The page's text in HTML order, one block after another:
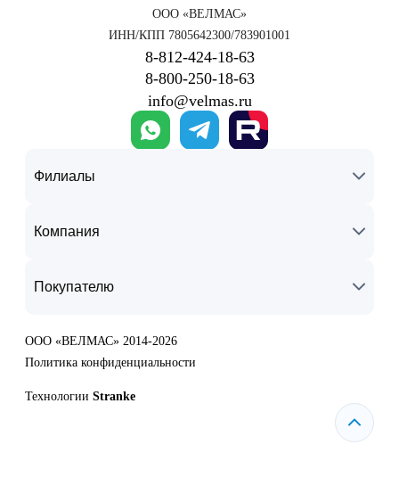
ООО «ВЕЛМАС»
ИНН/КПП 7805642300/783901001
8‑812‑424‑18‑63
8‑800‑250‑18‑63
info@velmas.ru
Филиалы
Компания
Покупателю
ООО «ВЕЛМАС» 2014-2026
Политика конфиденциальности
Технологии Stranke